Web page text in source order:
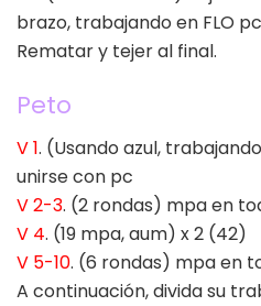
brazo, trabajando en FLO
Rematar y tejer al final.
Peto
V 1. (Usando azul,
unirse con pc
V 2-3. (2 rondas) mpa en
V 4. (19 mpa, aum) x 2 (42)
V 5-10. (6 rondas) mpa en
A continuación, divida su